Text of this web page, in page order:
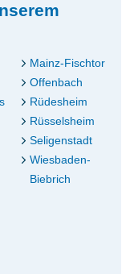
Mainz-Fischtor
Offenbach
Rüdesheim
Rüsselsheim
Seligenstadt
Wiesbaden-
Biebrich